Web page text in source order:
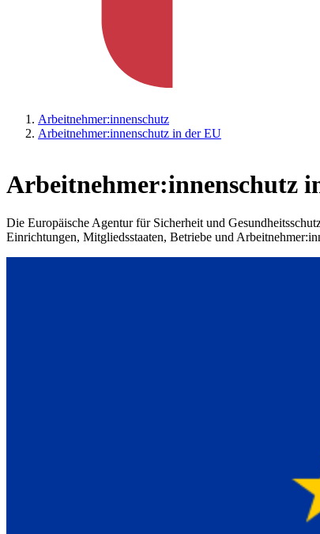
Arbeitnehmer:innenschutz
Arbeitnehmer:innenschutz in der EU
Arbeitnehmer:innenschutz
Die Europäische Agentur für Sicherheit und
Einrichtungen, Mitgliedsstaaten, Betriebe und